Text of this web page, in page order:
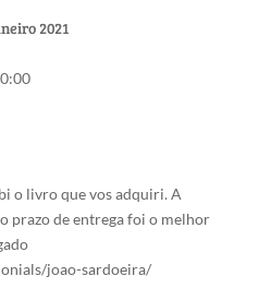
2021
o livro que vos adquiri. A
prazo de entrega foi o melhor
joao-sardoeira/